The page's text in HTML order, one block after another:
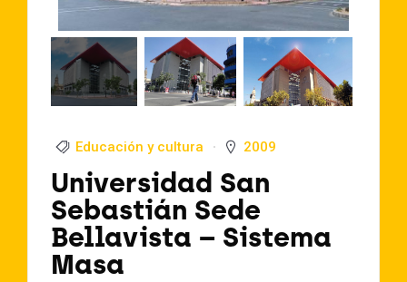
Educación y cultura 2009
Universidad San
Sebastián Sede
Bellavista – Sistema
Masa